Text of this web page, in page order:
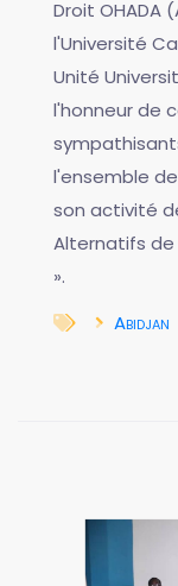
Droit OHADA
l'Université
Unité
l'honneur de
l'ensemble
son activité
Alternatifs de
».
Abidjan